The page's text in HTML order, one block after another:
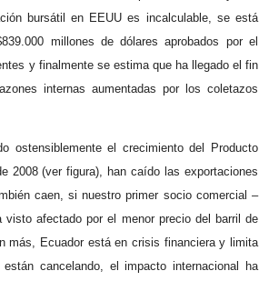
bursátil en EEUU es incalculable, se está
millones de dólares aprobados por el
y finalmente se estima que ha llegado el fin
internas aumentadas por los coletazos
ostensiblemente el crecimiento del Producto
2008 (ver figura), han caído las exportaciones
caen, si nuestro primer socio comercial –
afectado por el menor precio del barril de
más, Ecuador está en crisis financiera y limita
cancelando, el impacto internacional ha